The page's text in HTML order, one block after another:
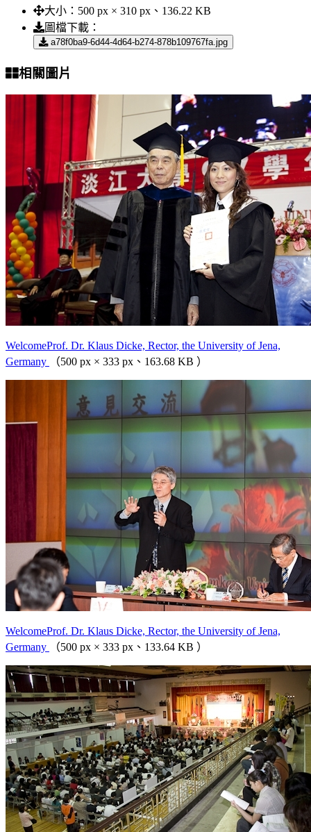
大小： 500 px × 310 px、136.22 KB
圖檔下載：
a78f0ba9-6d44-4d64-b274-878b109767fa.jpg
相關圖片
WelcomeProf. Dr. Klaus Dicke, Rector, the University of Jena,
Germany
（500 px × 333 px、163.68 KB ）
WelcomeProf. Dr. Klaus Dicke, Rector, the University of Jena,
Germany
（500 px × 333 px、133.64 KB ）